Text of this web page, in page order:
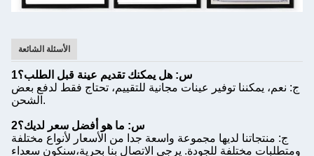
الأسئلة الشائعة
1س: هل يمكنك تقديم عينة قبل الطلب؟
ج: نعم، يمكننا توفير عينات مجانية للتقييم، تحتاج فقط لدفع بعض
الشحن.
2س: ما هو أفضل سعر لديك؟
ج: منتجاتنا لديها مجموعة واسعة جدا من الأسعار لأنواع مختلفة
ومتطلبات مختلفة للجودة. يرجى الاتصال بنا بحرية،سنكون سعداء